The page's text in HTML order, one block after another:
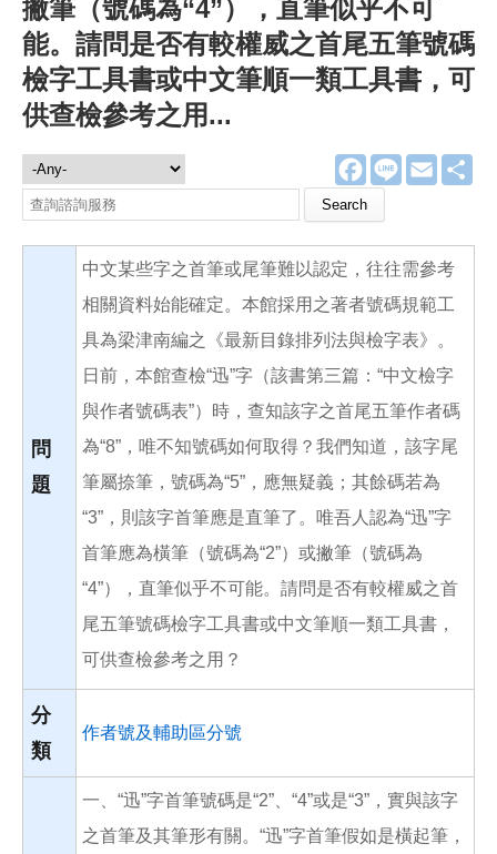
撇筆（號碼為“4”），直筆似乎不可
能。請問是否有較權威之首尾五筆號碼
檢字工具書或中文筆順一類工具書，可
供查檢參考之用...
F
a
e
o
o
L
E
m
諮詢服務
Search this site
問
題
中文某些字之首筆或尾筆難以認定，往往需參考
相關資料始能確定。本館採用之著者號碼規範工
具為梁津南編之《最新目錄排列法與檢字表》。
日前，本館查檢“迅”字（該書第三篇：“中文檢字
與作者號碼表”）時，查知該字之首尾五筆作者碼
為“8”，唯不知號碼如何取得？我們知道，該字尾
筆屬捺筆，號碼為“5”，應無疑義；其餘碼若為
“3”，則該字首筆應是直筆了。唯吾人認為“迅”字
首筆應為橫筆（號碼為“2”）或撇筆（號碼為
“4”），直筆似乎不可能。請問是否有較權威之首
尾五筆號碼檢字工具書或中文筆順一類工具書，
可供查檢參考之用？
分
類
作者號及輔助區分號
一、“迅”字首筆號碼是“2”、“4”或是“3”，實與該字
之首筆及其筆形有關。“迅”字首筆假如是橫起筆，